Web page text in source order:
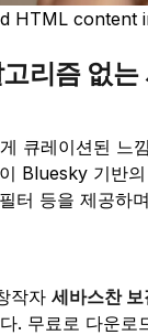
HTML content
리즘 없는
큐레이션된 느
Bluesky 기반
터 등을 제공하
작자 세바스찬 보
. 무료로 다운로